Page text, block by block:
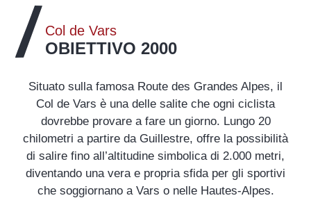
Col de Vars
OBIETTIVO 2000
Situato sulla famosa Route des Grandes Alpes, il
Col de Vars è una delle salite che ogni ciclista
dovrebbe provare a fare un giorno. Lungo 20
chilometri a partire da Guillestre, offre la possibilità
di salire fino all’altitudine simbolica di 2.000 metri,
diventando una vera e propria sfida per gli sportivi
che soggiornano a Vars o nelle Hautes-Alpes.